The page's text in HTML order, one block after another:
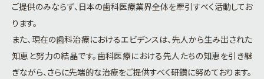
ご提供のみならず、日本の歯科医療業界全体を牽引すべく活動してお
ります。
また、現在の歯科治療におけるエビデンスは、先人から生み出された
知恵と努力の結晶です。歯科医療における先人たちの知恵を引き継
ぎながら、さらに先端的な治療をご提供すべく研鑽に努めております。